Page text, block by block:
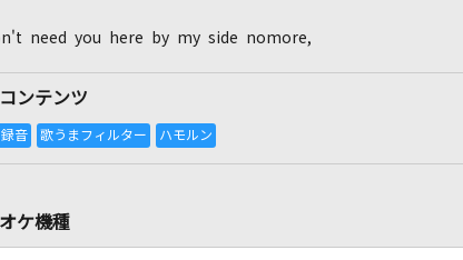
need you here by my side nomore,
ンテンツ
ケ機種